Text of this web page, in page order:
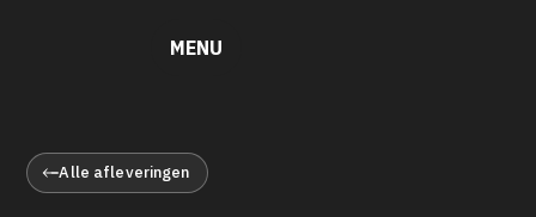
MENU
Alle afleveringen